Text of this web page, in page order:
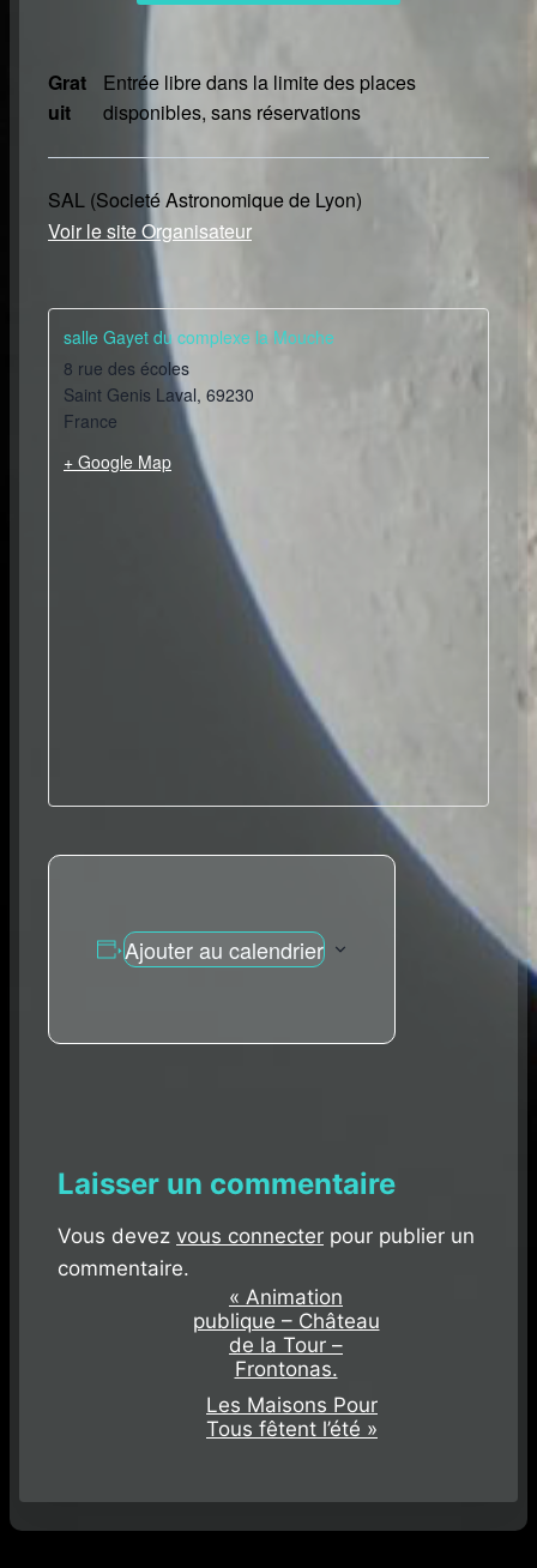
Grat
uit
Entrée libre dans la limite des places
disponibles, sans réservations
SAL (Societé Astronomique de Lyon)
Voir le site Organisateur
salle Gayet du complexe la Mouche
8 rue des écoles
Saint Genis Laval, 69230
France
+ Google Map
Ajouter au calendrier
Laisser un commentaire
Vous devez vous connecter pour publier un
commentaire.
a
« Animation
publique – Château
de la Tour –
Frontonas.
Les Maisons Pour
Tous fêtent l’été »